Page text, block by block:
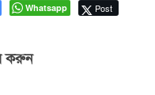
Whatsapp Post
করুন